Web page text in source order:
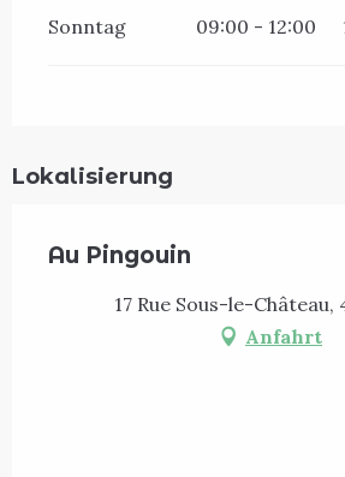
Sonntag 09:00 - 12:00
Lokalisierung
Au Pingouin
17 Rue Sous-le-Château,
Anfahrt